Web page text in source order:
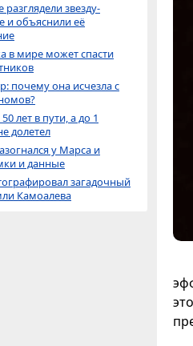
звезду-
и объяснили её
в мире может спасти
почему она исчезла с
лет в пути, а до 1
долетел
у Марса и
и данные
загадочный
Камоалева